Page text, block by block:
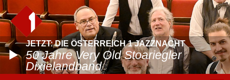
JETZT: DIE ÖSTERREICH 1 JAZZNACHT
50 Jahre Very Old Stoariegler
Dixielandband